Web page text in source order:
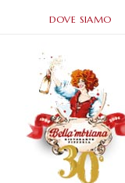
DOVE SIAMO